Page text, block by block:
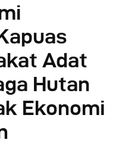
Adat
Hutan
Ekonomi